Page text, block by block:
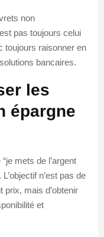
non
pas toujours celui
toujours raisonner en
bancaires.
les
épargne
mets de l’argent
n’est pas de
mais d’obtenir
et